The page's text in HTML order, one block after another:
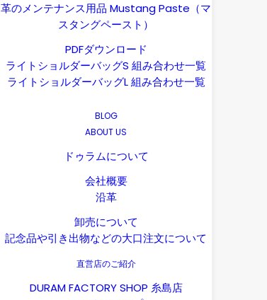
革のメンテナンス用品 Mustang Paste（マ
スタングペースト）
PDFダウンロード
ライトショルダーバッグS 組み合わせ一覧
ライトショルダーバッグL 組み合わせ一覧
BLOG
ABOUT US
ドゥラムについて
会社概要
沿革
卸売について
記念品や引き出物などの大口注文について
直営店のご紹介
DURAM FACTORY SHOP 糸島店